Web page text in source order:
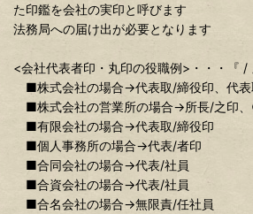
た印鑑を会社の実印と呼びます
法務局への届け出が必要となります
<会社代表者印・丸印の役職例>・・・『 /
■株式会社の場合→代表取/締役印、代表
■株式会社の営業所の場合→所長/之印
■有限会社の場合→代表取/締役印
■個人事務所の場合→代表/者印
■合同会社の場合→代表/社員
■合資会社の場合→代表/社員
■合名会社の場合→無限責/任社員